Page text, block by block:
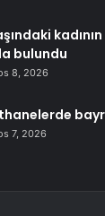
bulundu
8, 2026
7, 2026